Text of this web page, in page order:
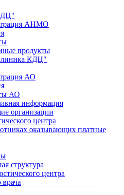
АНМО
продукты
КДЦ"
АО
АО
информация
организации
центра
оказывающих платные
структура
центра